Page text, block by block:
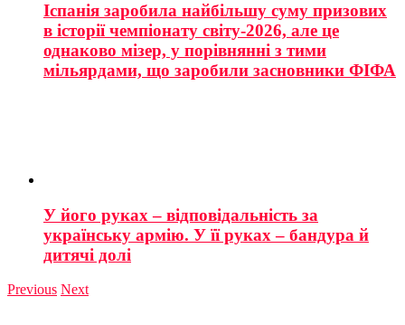
Іспанія заробила найбільшу суму призових
в історії чемпіонату світу-2026, але це
однаково мізер, у порівнянні з тими
мільярдами, що заробили засновники ФІФА
У його руках – відповідальність за
українську армію. У її руках – бандура й
дитячі долі
Previous Next